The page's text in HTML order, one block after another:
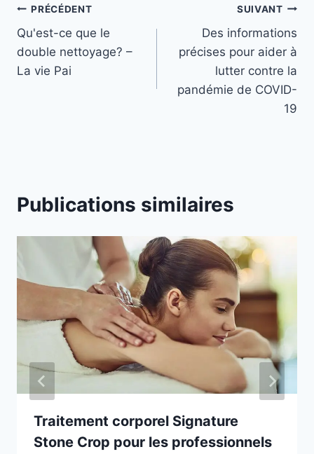
Navigation
de
l’article
PRÉCÉDENT
Qu'est-ce que le
double nettoyage? –
La vie Pai
SUIVANT
Des informations
précises pour aider à
lutter contre la
pandémie de COVID-
19
Publications similaires
Traitement corporel Signature
Stone Crop pour les professionnels